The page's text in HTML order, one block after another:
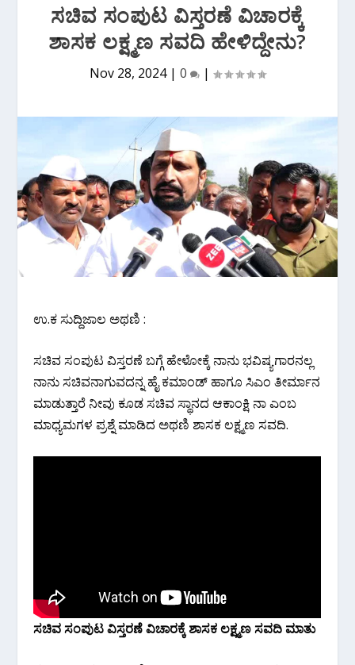
ಸಚಿವ ಸಂಪುಟ ವಿಸ್ತರಣೆ ವಿಚಾರಕ್ಕೆ
ಶಾಸಕ ಲಕ್ಷ್ಮಣ ಸವದಿ ಹೇಳಿದ್ದೇನು?
Nov 28, 2024| 0 |
ಉ.ಕ ಸುದ್ದಿಜಾಲ ಅಥಣಿ :
ಸಚಿವ ಸಂಪುಟ ವಿಸ್ತರಣೆ ಬಗ್ಗೆ ಹೇಳೋಕ್ಕೆ ನಾನು ಭವಿಷ್ಯಗಾರನಲ್ಲ
ನಾನು ಸಚಿವನಾಗುವದನ್ನ ಹೈ ಕಮಾಂಡ್ ಹಾಗೂ ಸಿಎಂ ತೀರ್ಮಾನ
ಮಾಡುತ್ತಾರೆ ನೀವು ಕೂಡ ಸಚಿವ ಸ್ಥಾನದ ಆಕಾಂಕ್ಷಿ ನಾ ಎಂಬ
ಮಾಧ್ಯಮಗಳ ಪ್ರಶ್ನೆ ಮಾಡಿದ ಅಥಣಿ ಶಾಸಕ ಲಕ್ಷ್ಮಣ ಸವದಿ.
ಸಚಿವ ಸಂಪುಟ ವಿಸ್ತರಣೆ ವಿಚಾರಕ್ಕೆ ಶಾಸಕ ಲಕ್ಷ್ಮಣ ಸವದಿ ಮಾತು